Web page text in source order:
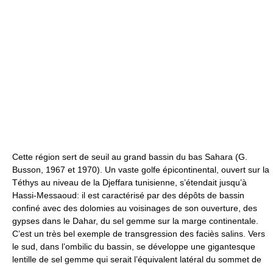
Cette région sert de seuil au grand bassin du bas Sahara (G.
Busson, 1967 et 1970). Un vaste golfe épicontinental, ouvert sur la
Téthys au niveau de la Djeffara tunisienne, s’étendait jusqu’à
Hassi-Messaoud: il est caractérisé par des dépôts de bassin
confiné avec des dolomies au voisinages de son ouverture, des
gypses dans le Dahar, du sel gemme sur la marge continentale.
C’est un très bel exemple de transgression des faciès salins. Vers
le sud, dans l’ombilic du bassin, se développe une gigantesque
lentille de sel gemme qui serait l’équivalent latéral du sommet de